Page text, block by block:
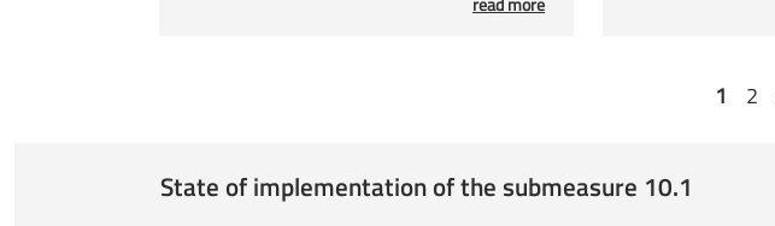
1 2
State of implementation of the submeasure